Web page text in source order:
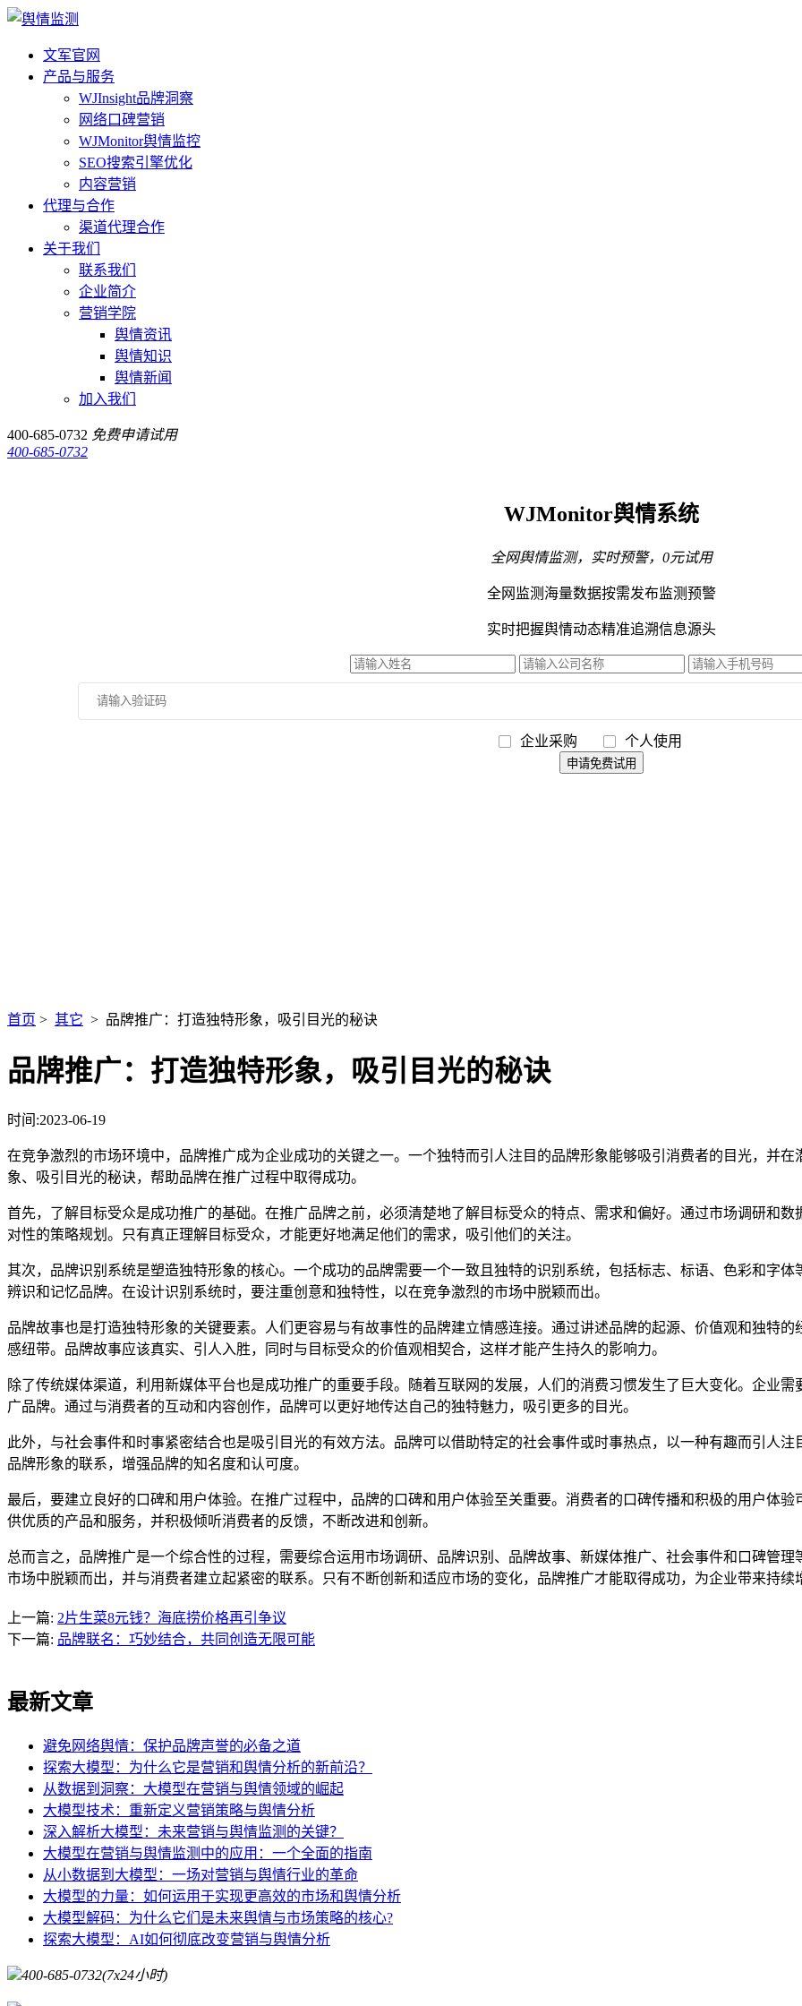
文军官网
产品与服务
WJInsight品牌洞察
网络口碑营销
WJMonitor舆情监控
SEO搜索引擎优化
内容营销
代理与合作
渠道代理合作
关于我们
联系我们
企业简介
营销学院
舆情资讯
舆情知识
舆情新闻
加入我们
400-685-0732 免费申请试用
400-685-0732
WJMonitor舆情系统
全网舆情监测，实时预警，0元试用
全网监测海量数据按需发布监测预警
实时把握舆情动态精准追溯信息源头
企业采购 个人使用
首页 > 其它 > 品牌推广：打造独特形象，吸引目光的秘诀
品牌推广：打造独特形象，吸引目光的秘诀
时间:2023-06-19
在竞争激烈的市场环境中，品牌推广成为企业成功的关键之一。一个独特而引人注目的品牌形象能够吸引消费者的目光，并
象、吸引目光的秘诀，帮助品牌在推广过程中取得成功。
首先，了解目标受众是成功推广的基础。在推广品牌之前，必须清楚地了解目标受众的特点、需求和偏好。通过市场调研和
对性的策略规划。只有真正理解目标受众，才能更好地满足他们的需求，吸引他们的关注。
其次，品牌识别系统是塑造独特形象的核心。一个成功的品牌需要一个一致且独特的识别系统，包括标志、标语、色彩和字
辨识和记忆品牌。在设计识别系统时，要注重创意和独特性，以在竞争激烈的市场中脱颖而出。
品牌故事也是打造独特形象的关键要素。人们更容易与有故事性的品牌建立情感连接。通过讲述品牌的起源、价值观和独特
感纽带。品牌故事应该真实、引人入胜，同时与目标受众的价值观相契合，这样才能产生持久的影响力。
除了传统媒体渠道，利用新媒体平台也是成功推广的重要手段。随着互联网的发展，人们的消费习惯发生了巨大变化。企业
广品牌。通过与消费者的互动和内容创作，品牌可以更好地传达自己的独特魅力，吸引更多的目光。
此外，与社会事件和时事紧密结合也是吸引目光的有效方法。品牌可以借助特定的社会事件或时事热点，以一种有趣而引人
品牌形象的联系，增强品牌的知名度和认可度。
最后，要建立良好的口碑和用户体验。在推广过程中，品牌的口碑和用户体验至关重要。消费者的口碑传播和积极的用户体
供优质的产品和服务，并积极倾听消费者的反馈，不断改进和创新。
总而言之，品牌推广是一个综合性的过程，需要综合运用市场调研、品牌识别、品牌故事、新媒体推广、社会事件和口碑管
市场中脱颖而出，并与消费者建立起紧密的联系。只有不断创新和适应市场的变化，品牌推广才能取得成功，为企业带来持续
上一篇: 2片生菜8元钱？海底捞价格再引争议
下一篇: 品牌联名：巧妙结合，共同创造无限可能
最新文章
避免网络舆情：保护品牌声誉的必备之道
探索大模型：为什么它是营销和舆情分析的新前沿？
从数据到洞察：大模型在营销与舆情领域的崛起
大模型技术：重新定义营销策略与舆情分析
深入解析大模型：未来营销与舆情监测的关键？
大模型在营销与舆情监测中的应用：一个全面的指南
从小数据到大模型：一场对营销与舆情行业的革命
大模型的力量：如何运用于实现更高效的市场和舆情分析
大模型解码：为什么它们是未来舆情与市场策略的核心?
探索大模型：AI如何彻底改变营销与舆情分析
400-685-0732(7x24小时)